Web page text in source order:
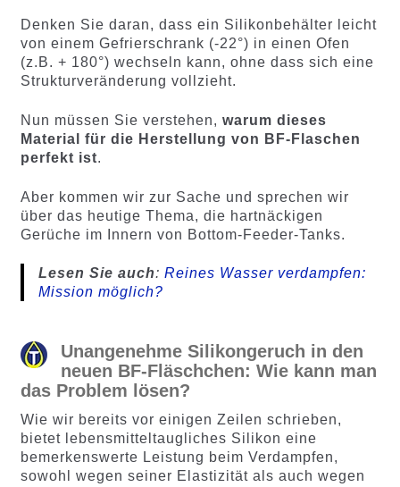
Denken Sie daran, dass ein Silikonbehälter leicht
von einem Gefrierschrank (-22°) in einen Ofen
(z.B. + 180°) wechseln kann, ohne dass sich eine
Strukturveränderung vollzieht.
Nun müssen Sie verstehen, warum dieses
Material für die Herstellung von BF-Flaschen
perfekt ist.
Aber kommen wir zur Sache und sprechen wir
über das heutige Thema, die hartnäckigen
Gerüche im Innern von Bottom-Feeder-Tanks.
Lesen Sie auch: Reines Wasser verdampfen:
Mission möglich?
Unangenehme Silikongeruch in den
neuen BF-Fläschchen: Wie kann man
das Problem lösen?
Wie wir bereits vor einigen Zeilen schrieben,
bietet lebensmitteltaugliches Silikon eine
bemerkenswerte Leistung beim Verdampfen,
sowohl wegen seiner Elastizität als auch wegen